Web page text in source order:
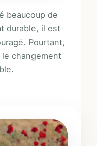
beaucoup de
durable, il est
Pourtant,
changement